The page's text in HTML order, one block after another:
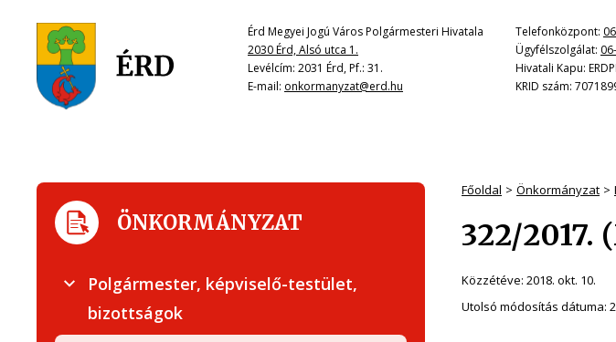
Érd Megyei Jogú Város Polgármesteri Hivatala
2030 Érd, Alsó utca 1.
Levélcím: 2031 Érd, Pf.: 31.
E-mail: onkormanyzat@erd.hu
Telefonközpont:
Ügyfélszolgálat:
Hivatali Kapu:
KRID szám:
Főoldal Önkormányzat
322/2017.
Közzétéve: 2018. okt. 10.
Utolsó módosítás dátuma:
ÖNKORMÁNYZAT
Polgármester, képviselő-testület,
bizottságok